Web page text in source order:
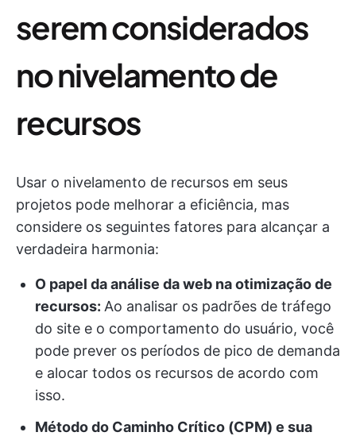
serem considerados
no nivelamento de
recursos
Usar o nivelamento de recursos em seus
projetos pode melhorar a eficiência, mas
considere os seguintes fatores para alcançar a
verdadeira harmonia:
O papel da análise da web na otimização de
recursos: Ao analisar os padrões de tráfego
do site e o comportamento do usuário, você
pode prever os períodos de pico de demanda
e alocar todos os recursos de acordo com
isso.
Método do Caminho Crítico (CPM) e sua